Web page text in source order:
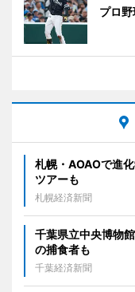
プロ
札幌・AOAOで進
ツアーも
札幌経済新聞
千葉県立中央博物
の捕食者も
千葉経済新聞